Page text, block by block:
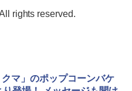
rights reserved.
マ」のポップコーンバケ